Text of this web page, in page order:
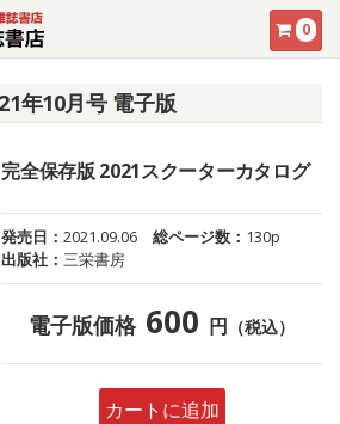
0
年10月号 電子版
完全保存版 2021スクーターカタログ
発売日：2021.09.06 総ページ数： 130p
出版社：三栄書房
電子版価格 600 円 （税込）
カートに追加